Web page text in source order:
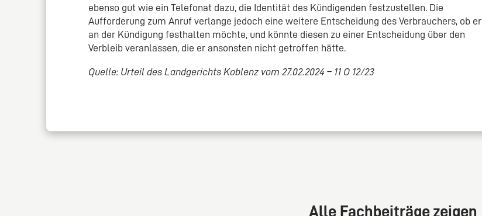
ebenso gut wie ein Telefonat dazu, die Identität des Kündigenden festzustellen. Die
Aufforderung zum Anruf verlange jedoch eine weitere Entscheidung des Verbrauchers, ob er
an der Kündigung festhalten möchte, und könnte diesen zu einer Entscheidung über den
Verbleib veranlassen, die er ansonsten nicht getroffen hätte.
Quelle: Urteil des Landgerichts Koblenz vom 27.02.2024 – 11 O 12/23
Alle Fachbeiträge zeigen